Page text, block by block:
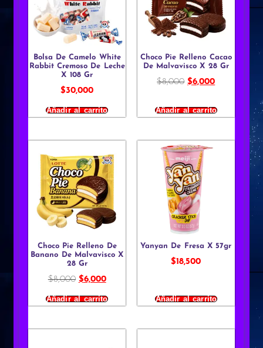
Bolsa De Camelo White
Rabbit Cremoso De Leche
X 108 Gr
$30,000
Añadir al carrito
Choco Pie Relleno Cacao
De Malvavisco X 28 Gr
$8,000 $6,000
Añadir al carrito
Choco Pie Relleno De
Banano De Malvavisco X
28 Gr
$8,000 $6,000
Añadir al carrito
Yanyan De Fresa X 57gr
$18,500
Añadir al carrito